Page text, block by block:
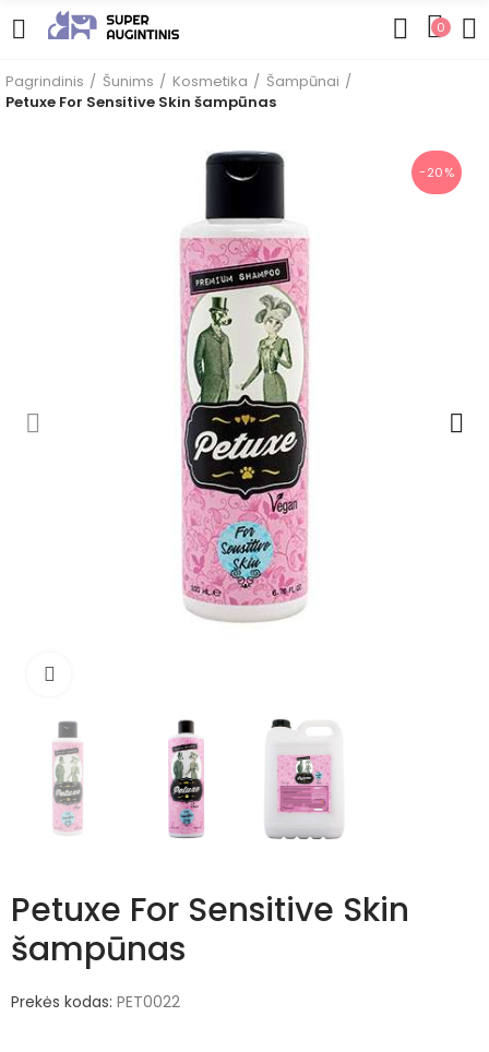
0
Pagrindinis Šunims Kosmetika
Šampūnai
Petuxe For Sensitive Skin šampūnas
−20%
Petuxe For Sensitive Skin
šampūnas
Prekės kodas: PET0022